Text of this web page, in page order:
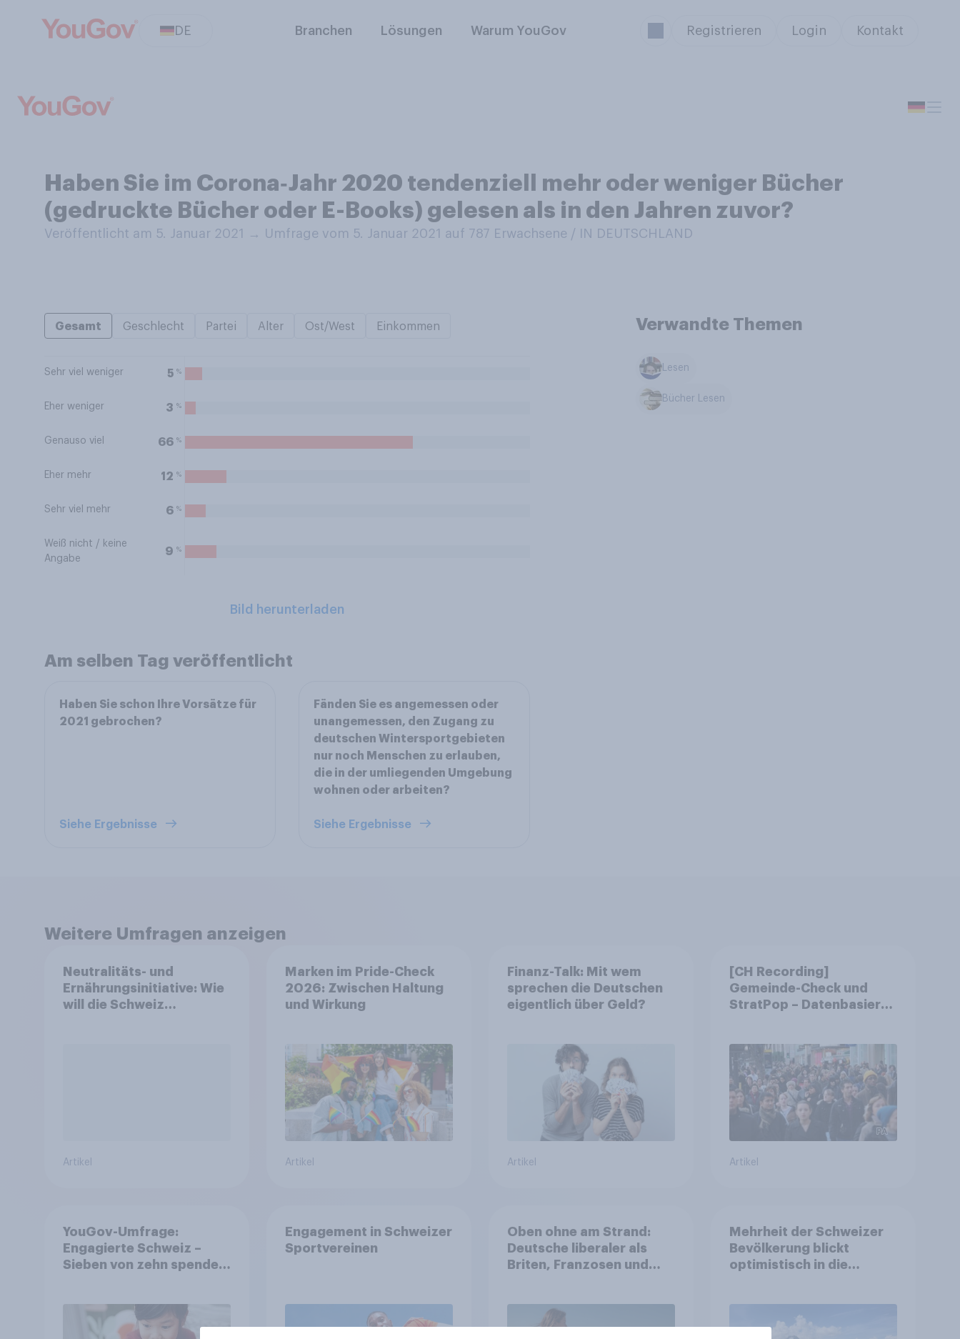
DE Branchen Lösungen Warum YouGov Registrieren Login Kontakt
Haben Sie im Corona‑Jahr 2020 tendenziell mehr oder weniger Bücher
(gedruckte Bücher oder E-Books) gelesen als in den Jahren zuvor?
Veröffentlicht am 5. Januar 2021 → Umfrage vom 5. Januar 2021 auf 787 Erwachsene / IN DEUTSCHLAND
Gesamt Geschlecht Partei Alter Ost/West Einkommen
Sehr viel weniger 5 %
Eher weniger 3 %
Genauso viel 66 %
Eher mehr 12 %
Sehr viel mehr 6 %
Weiß nicht / keine
Angabe
9 %
Bild herunterladen
Verwandte Themen
Lesen
Bücher Lesen
Am selben Tag veröffentlicht
Haben Sie schon Ihre Vorsätze für
2021 gebrochen?
Siehe Ergebnisse
Fänden Sie es angemessen oder
unangemessen, den Zugang zu
deutschen Wintersportgebieten
nur noch Menschen zu erlauben,
die in der umliegenden Umgebung
wohnen oder arbeiten?
Siehe Ergebnisse
Weitere Umfragen anzeigen
Neutralitäts- und
Ernährungsinitiative: Wie
will die Schweiz
Artikel
Marken im Pride-Check
2026: Zwischen Haltung
und Wirkung
Artikel
Finanz-Talk: Mit wem
sprechen die Deutschen
eigentlich über Geld?
Artikel
[CH Recording]
Gemeinde-Check und
StratPop – Datenbasierte
Artikel
YouGov-Umfrage:
Engagierte Schweiz –
Sieben von zehn spenden,
Engagement in Schweizer
Sportvereinen
Oben ohne am Strand:
Deutsche liberaler als
Briten, Franzosen und
Mehrheit der Schweizer
Bevölkerung blickt
optimistisch in die
Gesundheitswesen und
Altersvorsorge